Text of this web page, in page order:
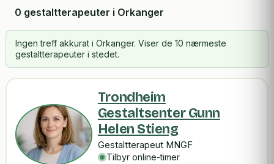
0 gestaltterapeuter i Orkanger
Ingen treff akkurat i Orkanger. Viser de 10 nærmeste
gestaltterapeuter i stedet.
Trondheim
Gestaltsenter Gunn
Helen Stieng
Gestaltterapeut MNGF
Tilbyr online-timer